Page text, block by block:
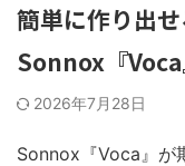
簡単に作り出
Sonnox『Voca
2026年7月28日
Sonnox『Voca』が